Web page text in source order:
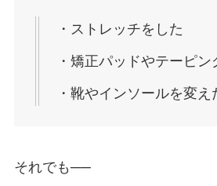
・ストレッチをした
・矯正パッドやテーピン
・靴やインソールを変え
それでも──